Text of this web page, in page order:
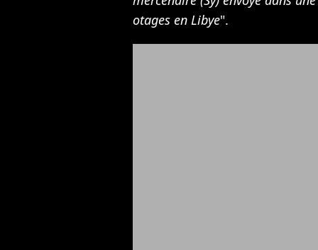
otages en Libye".